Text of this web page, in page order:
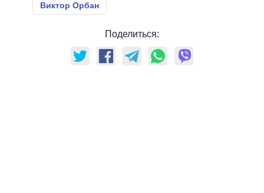
Виктор Орбан
Поделиться: